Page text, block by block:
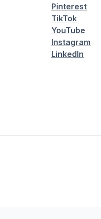
Pinterest
TikTok
YouTube
Instagram
LinkedIn